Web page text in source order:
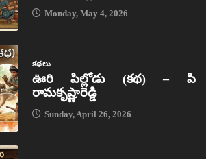
Monday, May 4, 2026
కథలు
ఊరి పిల్లోడు (కథ) – పి
రామకృష్ణారెడ్డి
Sunday, April 26, 2026